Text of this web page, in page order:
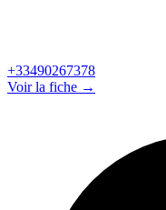
+33490267378
Voir la fiche →